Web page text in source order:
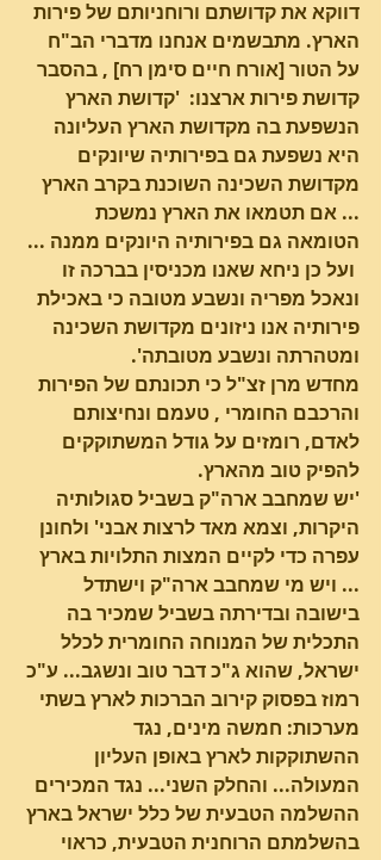
דווקא את קדושתם ורוחניותם של פירות
הארץ. מתבשמים אנחנו מדברי הב"ח
על הטור [אורח חיים סימן רח] , בהסבר
קדושת פירות ארצנו:  'קדושת הארץ
הנשפעת בה מקדושת הארץ העליונה
היא נשפעת גם בפירותיה שיונקים
מקדושת השכינה השוכנת בקרב הארץ
... אם תטמאו את הארץ נמשכת
הטומאה גם בפירותיה היונקים ממנה ...
ועל כן ניחא שאנו מכניסין בברכה זו
ונאכל מפריה ונשבע מטובה כי באכילת
פירותיה אנו ניזונים מקדושת השכינה
ומטהרתה ונשבע מטובתה'.
מחדש מרן זצ"ל כי תכונתם של הפירות
והרכבם החומרי , טעמם ונחיצותם
לאדם, רומזים על גודל המשתוקקים
להפיק טוב מהארץ.
'יש שמחבב ארה"ק בשביל סגולותיה
היקרות, וצמא מאד לרצות אבני' ולחונן
עפרה כדי לקיים המצות התלויות בארץ
... ויש מי שמחבב ארה"ק וישתדל
בישובה ובדירתה בשביל שמכיר בה
התכלית של המנוחה החומרית לכלל
ישראל, שהוא ג"כ דבר טוב ונשגב... ע"כ
רמוז בפסוק קירוב הברכות לארץ בשתי
מערכות: חמשה מינים, נגד
ההשתוקקות לארץ באופן העליון
המעולה... והחלק השני... נגד המכירים
ההשלמה הטבעית של כלל ישראל בארץ
בהשלמתם הרוחנית הטבעית, כראוי